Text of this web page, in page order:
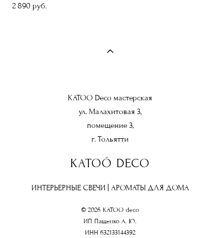
2 890 pуб.
KATOO Deco мастерская
ул. Малахитовая 3,
помещение 3,
г. Тольятти
KATOÓ DECO
ИНТЕРЬЕРНЫЕ СВЕЧИ | АРОМАТЫ ДЛЯ ДОМА
© 2026 KATOO deco
ИП Пащенко А. Ю.
ИНН 632133144392